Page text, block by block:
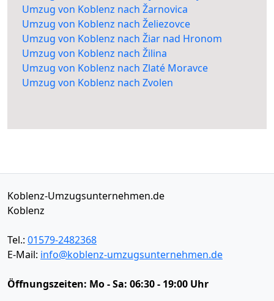
Umzug von Koblenz nach Žarnovica
Umzug von Koblenz nach Želiezovce
Umzug von Koblenz nach Žiar nad Hronom
Umzug von Koblenz nach Žilina
Umzug von Koblenz nach Zlaté Moravce
Umzug von Koblenz nach Zvolen
Koblenz-Umzugsunternehmen.de
Koblenz
Tel.: 01579-2482368
E-Mail: info@koblenz-umzugsunternehmen.de
Öffnungszeiten: Mo - Sa: 06:30 - 19:00 Uhr